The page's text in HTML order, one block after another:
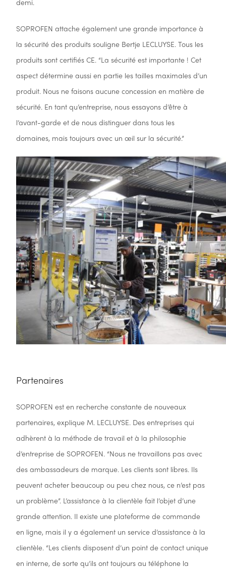
demi.
SOPROFEN attache également une grande importance à
la sécurité des produits souligne Bertje LECLUYSE. Tous les
produits sont certifiés CE. “La sécurité est importante ! Cet
aspect détermine aussi en partie les tailles maximales d’un
produit. Nous ne faisons aucune concession en matière de
sécurité. En tant qu’entreprise, nous essayons d’être à
l’avant-garde et de nous distinguer dans tous les
domaines, mais toujours avec un œil sur la sécurité.”
Partenaires
SOPROFEN est en recherche constante de nouveaux
partenaires, explique M. LECLUYSE. Des entreprises qui
adhèrent à la méthode de travail et à la philosophie
d’entreprise de SOPROFEN. “Nous ne travaillons pas avec
des ambassadeurs de marque. Les clients sont libres. Ils
peuvent acheter beaucoup ou peu chez nous, ce n’est pas
un problème”. L’assistance à la clientèle fait l’objet d’une
grande attention. Il existe une plateforme de commande
en ligne, mais il y a également un service d’assistance à la
clientèle. “Les clients disposent d’un point de contact unique
en interne, de sorte qu’ils ont toujours au téléphone la